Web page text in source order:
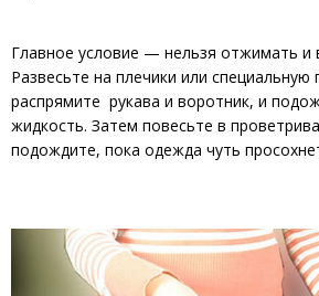
Главное условие — нельзя отжимать и
Развесьте на плечики или специальную
распрямите рукава и воротник, и
жидкость. Затем повесьте в
подождите, пока одежда чуть